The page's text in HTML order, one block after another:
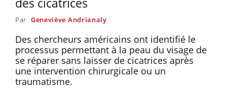
Par Geneviève Andrianaly
Des chercheurs américains ont identifié le
processus permettant à la peau du visage de
se réparer sans laisser de cicatrices après
une intervention chirurgicale ou un
traumatisme.